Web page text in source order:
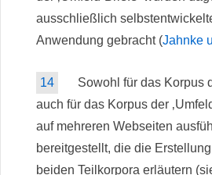
ausschließlich
Anwendung gebracht (Jahnke
14
Sowohl für das Korpus
auch für das Korpus der
auf mehreren Webseiten
bereitgestellt, die die
beiden Teilkorpora erläutern